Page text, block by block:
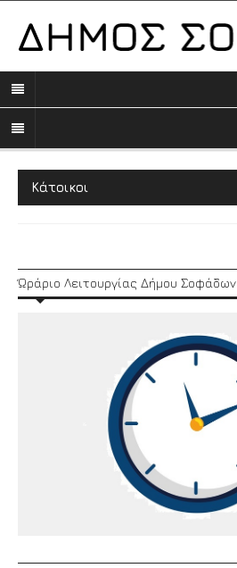
Κάτοικοι
Ώράριο Λειτουργίας Δήμου Σοφάδων